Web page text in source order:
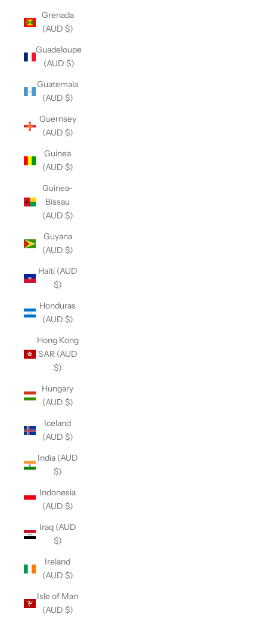
Grenada
(AUD $)
Guadeloupe
(AUD $)
Guatemala
(AUD $)
Guernsey
(AUD $)
Guinea
(AUD $)
Guinea-
Bissau
(AUD $)
Guyana
(AUD $)
Haiti (AUD
$)
Honduras
(AUD $)
Hong Kong
SAR (AUD
$)
Hungary
(AUD $)
Iceland
(AUD $)
India (AUD
$)
Indonesia
(AUD $)
Iraq (AUD
$)
Ireland
(AUD $)
Isle of Man
(AUD $)